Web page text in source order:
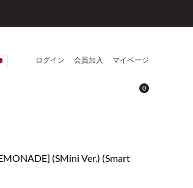
ログイン 会員加入 マイページ
0
(SMini Ver.) (Smart